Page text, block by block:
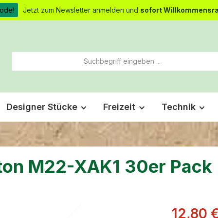
Jetzt zum Newsletter anmelden und sofort
Designer Stücke Freizeit Technik
M22-XAK1 30er Pack
12,80